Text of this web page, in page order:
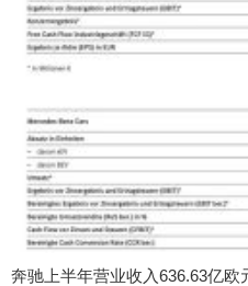
奔驰上半年营业收入636.63亿